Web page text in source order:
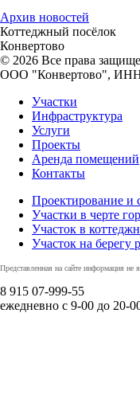
Архив новостей
Коттеджный посёлок
Конвертово
© 2026 Все права
ООО "Конвeртово", ИНН
Участки
Инфраструктура
Услуги
Проекты
Аренда помещений
Контакты
Проектирование и
Участки в черте
Участок в
Участок на берегу
Представленная на сайте информация не
8 915 07-999-55
ежедневно с 9-00 до 20-